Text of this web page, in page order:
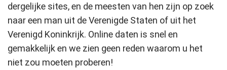
dergelijke sites, en de meesten van hen zijn op zoek
naar een man uit de Verenigde Staten of uit het
Verenigd Koninkrijk. Online daten is snel en
gemakkelijk en we zien geen reden waarom u het
niet zou moeten proberen!